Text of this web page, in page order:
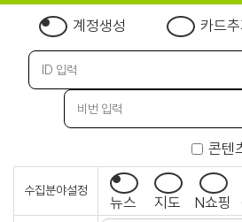
계정생성 카드
콘텐
수집분야설정
뉴스 지도 N쇼핑